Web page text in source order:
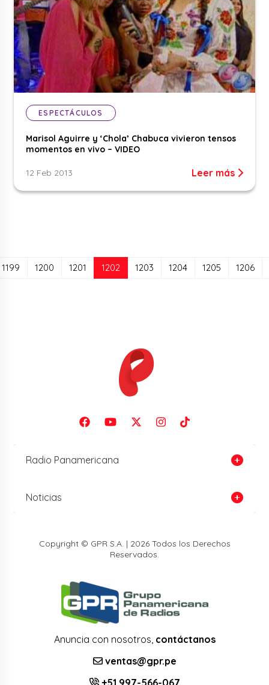
ESPECTÁCULOS
Marisol Aguirre y ‘Chola’ Chabuca vivieron tensos
momentos en vivo – VIDEO
12 Feb 2013 Leer más
1199 1200 1201 1202 (current)
1203 1204 1205 1206
Radio Panamericana
Noticias
Copyright © GPR S.A. | 2026 Todos los Derechos
Reservados.
Anuncia con nosotros, contáctanos
ventas@gpr.pe